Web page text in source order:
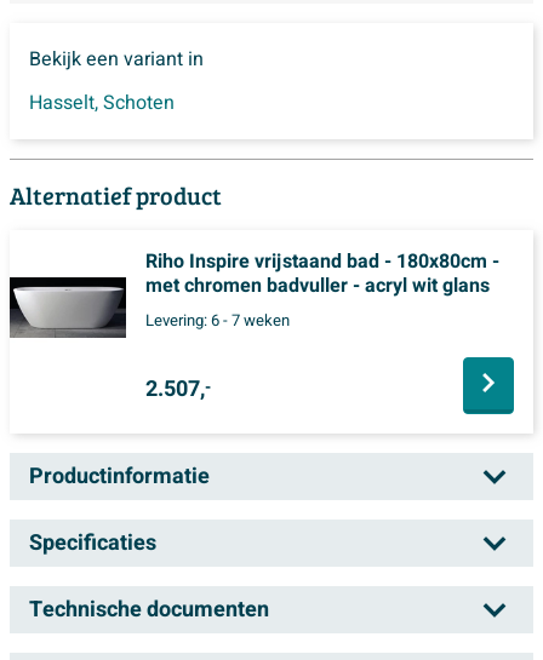
Bekijk een variant in
Hasselt,Schoten
Alternatief product
Riho Inspire vrijstaand bad - 180x80cm -
met chromen badvuller - acryl wit glans
Levering:6 - 7 weken
2.507,-
Productinformatie
Riho Desire hoekbad - 184x84cm -
Hoekopstelling links - met chromen
badvuller - Acryl wit glans
Ontdek de schoonheid van het Riho Desire hoekbad!
Specificaties
Artikelnummer
Leveranciernummer
B087007005
Technische documenten